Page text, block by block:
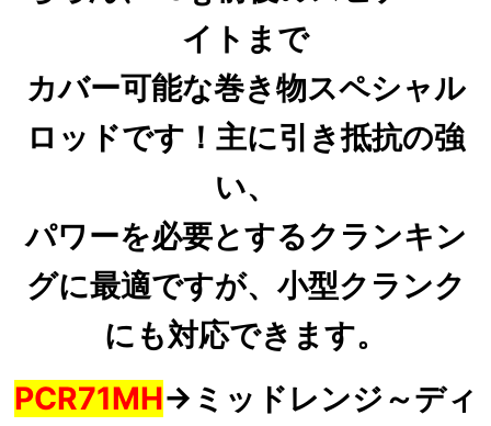
イトまで
カバー可能な巻き物スペシャル
ロッドです！ 主に引き抵抗の強
い、
パワーを必要とするクランキン
グに最適ですが、小型クランク
にも対応できます。
PCR71MH→ミッドレンジ～ディ